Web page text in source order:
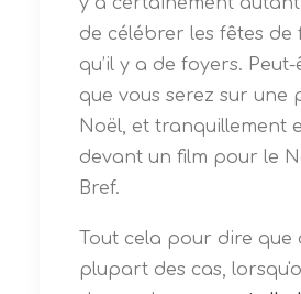
de célébrer les fêtes de
qu’il y a de foyers.
que vous serez sur une
Noël, et tranquillement
devant un film pour le
Bref.
Tout cela pour dire que
plupart des cas,